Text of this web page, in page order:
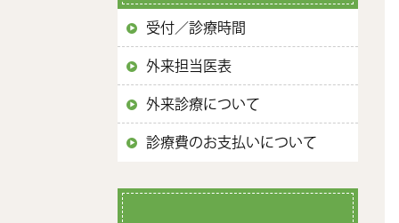
受付／診療時間
外来担当医表
外来診療について
診療費のお支払いについて